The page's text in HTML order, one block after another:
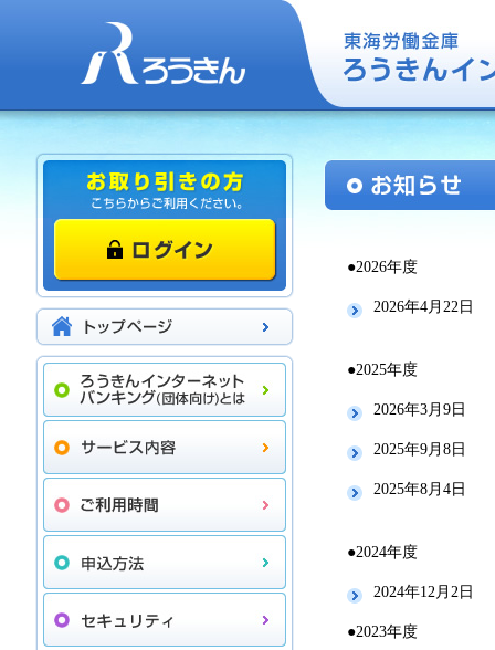
●2026年度
2026年4月22日
●2025年度
2026年3月9日
2025年9月8日
2025年8月4日
●2024年度
2024年12月2日
●2023年度